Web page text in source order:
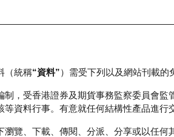
市場統計 正股資料及市場統計 瑞銀輪
（統稱“資料”）需受下列以及網站刊載的
，受香港證券及期貨事務監察委員會監
資料行事。有意就任何結構性產品進行
覽、下載、傳閱、分派、分享或以任